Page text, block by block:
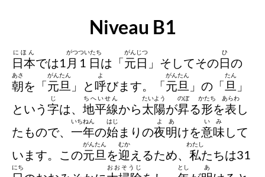
Niveau B1
日本
にほん
では1 月
がつ
1日
ついたち
は「元日
がんじつ
」そしてその日
ひ
の
朝
あさ
を「元旦
がんたん
」と呼
よ
びます。「元旦
がんたん
」の「 旦
たん
」
という 字
じ
は、 地平線
ちへいせん
から太陽
たいよう
が昇
のぼ
る形
かたち
を表
あらわ
し
たもので、 一年
いちねん
の始
はじ
まりの夜明
よあ
けを意味
いみ
して
います。この元旦
がんたん
を迎
むか
えるため、 私
わたし
たちは31
にち おおそうじ とし あ